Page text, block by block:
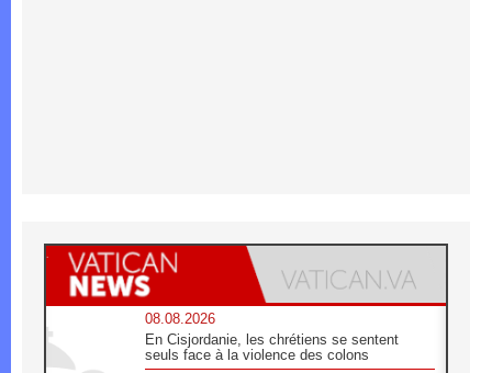
08.08.2026
En Cisjordanie, les chrétiens se sentent
seuls face à la violence des colons